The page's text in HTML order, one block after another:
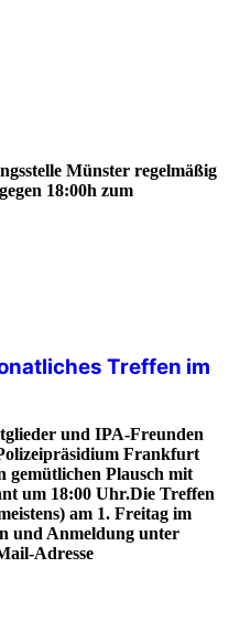
Münster regelmäßig
18:00h zum
Treffen im
und IPA-Freunden
Frankfurt
gemütlichen Plausch mit
um 18:00 Uhr.Die Treffen
am 1. Freitag im
und Anmeldung unter
Adresse